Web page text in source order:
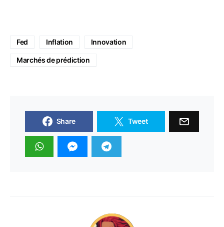
Fed Inflation Innovation
Marchés de prédiction
Share Tweet